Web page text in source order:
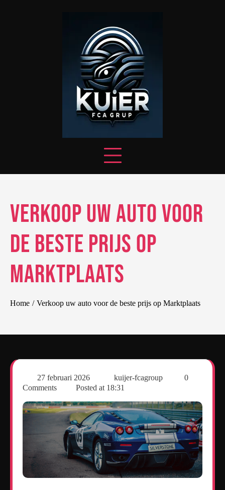
Verkoop uw auto voor
de beste prijs op
Marktplaats
Home Verkoop uw auto voor de beste prijs op Marktplaats
27 februari 2026 kuijer-fcagroup
0
Comments
Posted at 18:31